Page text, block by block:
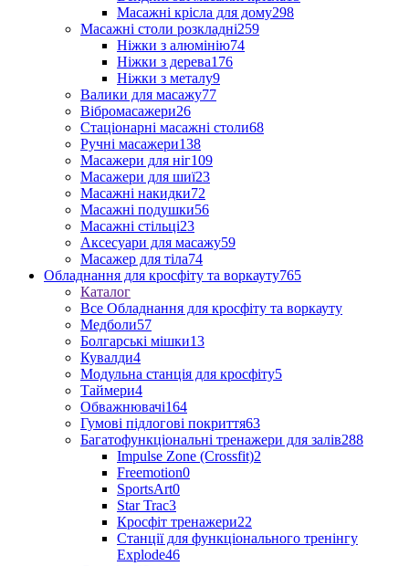
Масажні крісла для дому298
Масажні столи розкладні259
Ніжки з алюмінію74
Ніжки з дерева176
Ніжки з металу9
Валики для масажу77
Вібромасажери26
Стаціонарні масажні столи68
Ручні масажери138
Масажери для ніг109
Масажери для шиї23
Масажні накидки72
Масажні подушки56
Масажні стільці23
Аксесуари для масажу59
Масажер для тіла74
Обладнання для кросфіту та воркауту765
Каталог
Все Обладнання для кросфіту та воркауту
Медболи57
Болгарські мішки13
Кувалди4
Модульна станція для кросфіту5
Таймери4
Обважнювачі164
Гумові підлогові покриття63
Багатофункціональні тренажери для залів288
Impulse Zone (Crossfit)2
Freemotion0
SportsArt0
Star Trac3
Кросфіт тренажери22
Станції для функціонального тренінгу
Explode46